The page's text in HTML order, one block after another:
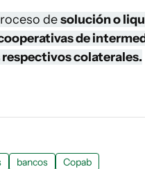
desolución o
de
respectivos colaterales.
bancos
Copab